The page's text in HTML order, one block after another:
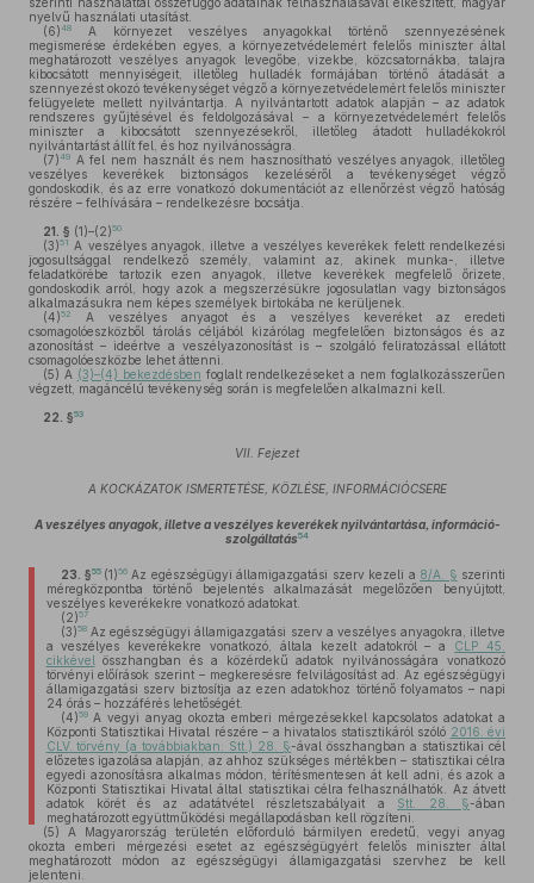
nyelvű használati utasítást.
(6)48
A környezet veszélyes anyagokkal történő szennyezésének
megismerése érdekében egyes, a környezetvédelemért felelős miniszter által
meghatározott veszélyes anyagok levegőbe, vizekbe, közcsatornákba, talajra
kibocsátott mennyiségeit, illetőleg hulladék formájában történő átadását a
szennyezést okozó tevékenységet végző a környezetvédelemért felelős miniszter
felügyelete mellett nyilvántartja. A nyilvántartott adatok alapján – az adatok
rendszeres gyűjtésével és feldolgozásával – a környezetvédelemért felelős
miniszter a kibocsátott szennyezésekről, illetőleg átadott hulladékokról
nyilvántartást állít fel, és hoz nyilvánosságra.
(7)49 A fel nem használt és nem hasznosítható veszélyes anyagok, illetőleg
veszélyes keverékek biztonságos kezeléséről a tevékenységet végző
gondoskodik, és az erre vonatkozó dokumentációt az ellenőrzést végző hatóság
részére – felhívására – rendelkezésre bocsátja.
21. § (1)–(2)50
(3)51 A veszélyes anyagok, illetve a veszélyes keverékek felett rendelkezési
jogosultsággal rendelkező személy, valamint az, akinek munka-, illetve
feladatkörébe tartozik ezen anyagok, illetve keverékek megfelelő őrizete,
gondoskodik arról, hogy azok a megszerzésükre jogosulatlan vagy biztonságos
alkalmazásukra nem képes személyek birtokába ne kerüljenek.
(4)52
A veszélyes anyagot és a veszélyes keveréket az eredeti
csomagolóeszközből tárolás céljából kizárólag megfelelően biztonságos és az
azonosítást – ideértve a veszélyazonosítást is – szolgáló feliratozással ellátott
csomagolóeszközbe lehet áttenni.
(5) A (3)–(4) bekezdésben foglalt rendelkezéseket a nem foglalkozásszerűen
végzett, magáncélú tevékenység során is megfelelően alkalmazni kell.
22. §53
VII. Fejezet
A KOCKÁZATOK ISMERTETÉSE, KÖZLÉSE, INFORMÁCIÓCSERE
A veszélyes anyagok, illetve a veszélyes keverékek nyilvántartása, információ-
szolgáltatás54
23. §55 (1)56Az egészségügyi államigazgatási szerv kezeli a 8/A. § szerinti
méregközpontba történő bejelentés alkalmazását megelőzően benyújtott,
veszélyes keverékekre vonatkozó adatokat.
(2)57
(3)58Az egészségügyi államigazgatási szerv a veszélyes anyagokra, illetve
a veszélyes keverékekre vonatkozó, általa kezelt adatokról – a CLP 45.
cikkével összhangban és a közérdekű adatok nyilvánosságára vonatkozó
törvényi előírások szerint – megkeresésre felvilágosítást ad. Az egészségügyi
államigazgatási szerv biztosítja az ezen adatokhoz történő folyamatos – napi
24 órás – hozzáférés lehetőségét.
(4)59A vegyi anyag okozta emberi mérgezésekkel kapcsolatos adatokat a
Központi Statisztikai Hivatal részére – a hivatalos statisztikáról szóló 2016. évi
CLV. törvény (a továbbiakban: Stt.) 28. §-ával összhangban a statisztikai cél
előzetes igazolása alapján, az ahhoz szükséges mértékben – statisztikai célra
egyedi azonosításra alkalmas módon, térítésmentesen át kell adni, és azok a
Központi Statisztikai Hivatal által statisztikai célra felhasználhatók. Az átvett
adatok körét és az adatátvétel részletszabályait a Stt. 28. §-ában
meghatározott együttműködési megállapodásban kell rögzíteni.
(5) A Magyarország területén előforduló bármilyen eredetű, vegyi anyag
okozta emberi mérgezési esetet az egészségügyért felelős miniszter által
meghatározott módon az egészségügyi államigazgatási szervhez be kell
jelenteni.